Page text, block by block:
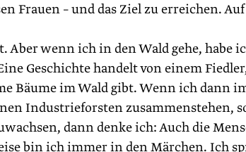
Frauen – und das Ziel zu erreichen.
Aber wenn ich in den Wald gehe, habe
Geschichte handelt von einem
Bäume im Wald gibt. Wenn ich dann
Industrieforsten zusammenstehen,
dann denke ich: Auch die
bin ich immer in den Märchen. Ich